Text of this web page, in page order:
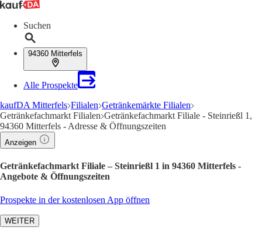
Suchen
94360 Mitterfels
Alle Prospekte
kaufDA Mitterfels Filialen Getränkemärkte Filialen
Getränkefachmarkt Filialen Getränkefachmarkt Filiale - Steinrießl 1,
94360 Mitterfels - Adresse & Öffnungszeiten
Anzeigen
Getränkefachmarkt Filiale – Steinrießl 1 in 94360 Mitterfels -
Angebote & Öffnungszeiten
Prospekte in der kostenlosen App öffnen
WEITER